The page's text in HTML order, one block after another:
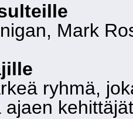
Mark
ryhmä,
ajaen